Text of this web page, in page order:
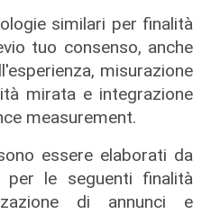
similari per finalità
tuo consenso, anche
misurazione
mirata e integrazione
measurement.
essere elaborati da
per le seguenti finalità
di annunci e